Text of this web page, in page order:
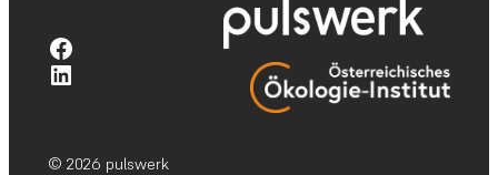
Facebook-Profil pulswerk GmbH
Linkedin-Profil pulswerk GmbH
© 2026 pulswerk